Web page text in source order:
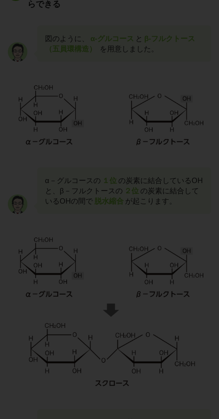
らできる
図のように、 α-グルコース と β-フルクトース
（五員環構造）
を用意しました。
α－グルコースの １位 の炭素に結合しているOH
と、β－フルクトースの ２位 の炭素に結合して
いるOHの間で 脱水縮合 が起こります。